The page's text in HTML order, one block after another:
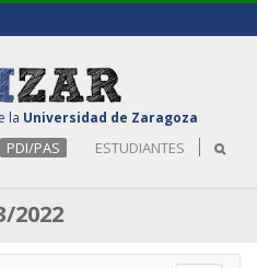
la Universidad de Zaragoza
PDI/PAS ESTUDIANTES
2022